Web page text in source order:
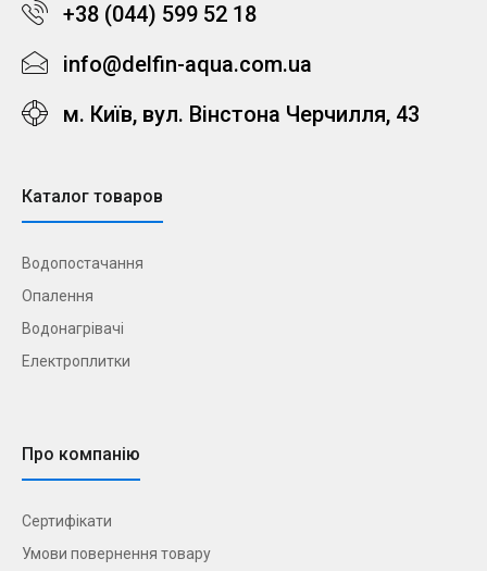
+38 (044) 599 52 18
info@delfin-aqua.com.ua
м. Київ, вул. Вінстона Черчилля, 43
Каталог товаров
Водопостачання
Опалення
Водонагрівачі
Електроплитки
Про компанію
Сертифікати
Умови повернення товару